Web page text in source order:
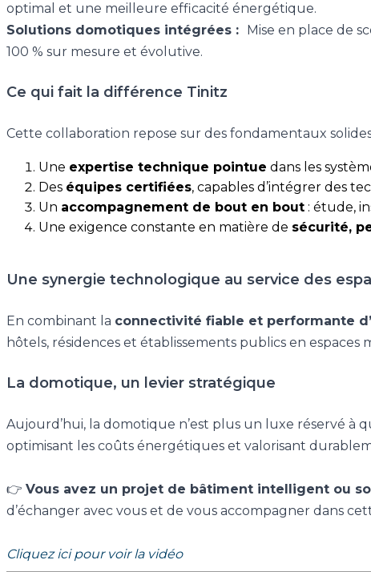
optimal et une meilleure efficacité énergétique.
Solutions domotiques intégrées : Mise en place de
100 % sur mesure et évolutive.
Ce qui fait la différence Tinitz
Cette collaboration repose sur des fondamentaux
Une expertise technique pointue dans les
Des équipes certifiées, capables d’intégrer des
Un accompagnement de bout en bout : étude,
Une exigence constante en matière de sécurité,
Une synergie technologique au service des
En combinant la connectivité fiable et performante
hôtels, résidences et établissements publics en
La domotique, un levier stratégique
Aujourd’hui, la domotique n’est plus un luxe réservé à
optimisant les coûts énergétiques et valorisant
👉 Vous avez un projet de bâtiment intelligent ou
d’échanger avec vous et de vous accompagner dans
Cliquez ici pour voir la vidéo